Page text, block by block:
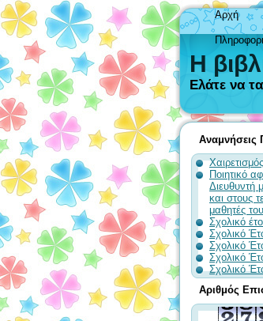
Αρχή
Η
Ελάτε να
Αναμνήσεις
Ποιητικό
Διευθυντή
και στους
μαθητές
Σχολικό
Σχολικό
Σχολικό
Σχολικό
Σχολικό
Αριθμός